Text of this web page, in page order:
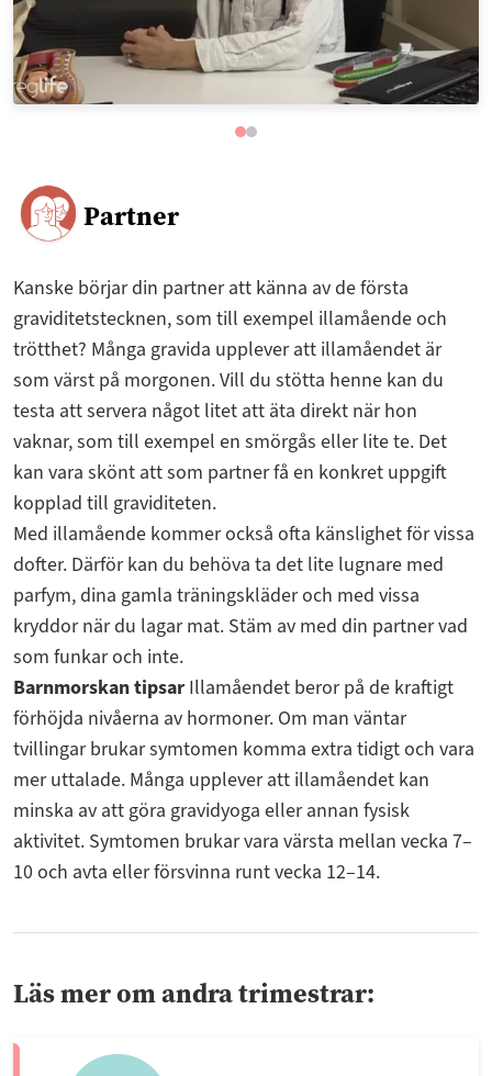
Partner
Kanske börjar din partner att känna av de första
graviditetstecknen, som till exempel illamående och
trötthet? Många gravida upplever att illamåendet är
som värst på morgonen. Vill du stötta henne kan du
testa att servera något litet att äta direkt när hon
vaknar, som till exempel en smörgås eller lite te. Det
kan vara skönt att som partner få en konkret uppgift
kopplad till graviditeten.
Med illamående kommer också ofta känslighet för vissa
dofter. Därför kan du behöva ta det lite lugnare med
parfym, dina gamla träningskläder och med vissa
kryddor när du lagar mat. Stäm av med din partner vad
som funkar och inte.
Barnmorskan tipsar Illamåendet beror på de kraftigt
förhöjda nivåerna av hormoner. Om man väntar
tvillingar brukar symtomen komma extra tidigt och vara
mer uttalade. Många upplever att illamåendet kan
minska av att göra gravidyoga eller annan fysisk
aktivitet. Symtomen brukar vara värsta mellan vecka 7–
10 och avta eller försvinna runt vecka 12–14.
Läs mer om andra trimestrar: